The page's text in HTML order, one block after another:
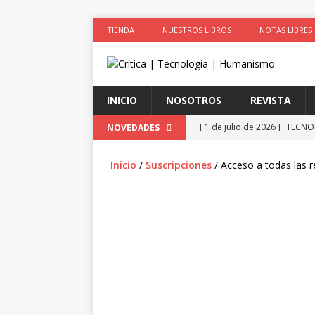
TIENDA NUESTROS LIBROS NOTAS LIBRES
INICIO NOSOTROS REVISTA
NOVEDADES [ 1 de julio de 2026 ]
Arte
La
Inicio / Suscripciones / Acceso a todas las